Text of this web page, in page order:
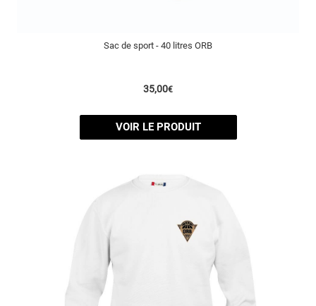
Sac de sport - 40 litres ORB
35,00€
VOIR LE PRODUIT